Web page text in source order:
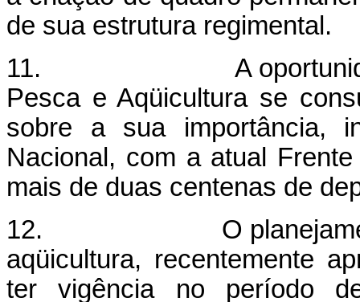
de sua estrutura regimental.
11. A oportunidade
Pesca e Aqüicultura se
sobre a sua importância,
Nacional, com a atual
mais de duas centenas de
12. O planejamento
aqüicultura, recentemente
ter vigência no período